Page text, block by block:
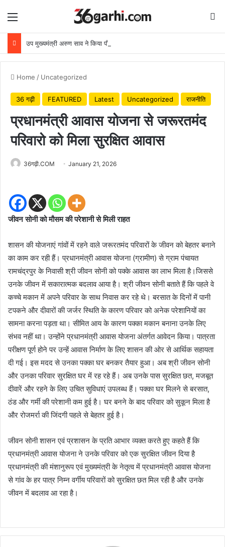
Menu
Home / Uncategorized
36 गढ़ी FEATURED Latest Uncategorized राजनीति
प्रधानमंत्री आवास योजना से जरूरतमंद
परिवारो को मिला सुरक्षित आवास
36गढ़ी.COM January 21, 2026
जीवन सोनी को मौसम की परेशानी से मिली राहत
शासन की योजनाएं गांवों में रहने वाले जरूरतमंद परिवारों के जीवन को बेहतर बनाने
का काम कर रही हैं। प्रधानमंत्री आवास योजना (ग्रामीण) से ग्राम पंचायत
रामचंद्रपुर के निवासी श्री जीवन सोनी को पक्के आवास का लाभ मिला है।जिससे
उनके जीवन में सकारात्मक बदलाव आया है। श्री जीवन सोनी बताते हैं कि पहले वे
कच्चे मकान में अपने परिवार के साथ निवास कर रहे थे। बरसात के दिनों में पानी
टपकने और दीवारों की जर्जर स्थिति के कारण परिवार को अनेक परेशानियों का
सामना करना पड़ता था। सीमित आय के कारण पक्का मकान बनाना उनके लिए
संभव नहीं था। उन्होंने प्रधानमंत्री आवास योजना अंतर्गत आवेदन किया। पात्रता
परीक्षण पूर्ण होने पर उन्हें आवास निर्माण के लिए शासन की ओर से आर्थिक सहायता
दी गई। इस मदद से उनका पक्का घर बनकर तैयार हुआ। अब श्री जीवन सोनी
और उनका परिवार सुरक्षित घर में रह रहे हैं। अब उनके पास सुरक्षित छत, मजबूत
दीवारें और रहने के लिए उचित सुविधाएं उपलब्ध हैं। पक्का घर मिलने से बरसात,
ठंड और गर्मी की परेशानी कम हुई है। घर बनने के बाद परिवार को सुकून मिला है
और रोजमर्रा की जिंदगी पहले से बेहतर हुई है।
जीवन सोनी शासन एवं प्रशासन के प्रति आभार व्यक्त करते हुए कहते हैं कि
प्रधानमंत्री आवास योजना ने उनके परिवार को एक सुरक्षित जीवन दिया है
प्रधानमंत्री की मंशानुरूप एवं मुख्यमंत्री के नेतृत्व में प्रधानमंत्री आवास योजना
से गांव के हर पात्र निम्न वर्गीय परिवारों को सुरक्षित छत मिल रही है और उनके
जीवन में बदलाव आ रहा है।